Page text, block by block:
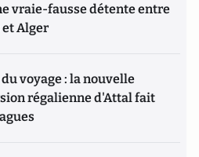
vraie-fausse détente entre
et Alger
du voyage : la nouvelle
régalienne d'Attal fait